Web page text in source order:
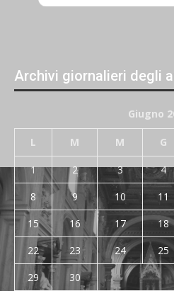
Archivi giornalieri degli
Giugno
L M M G
1 2 3 4
8
9 10 11
15
16 17 18
22
23 24 25
29
30